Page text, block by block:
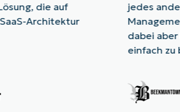
die auf
Architektur
jedes
dabei
einfach zu